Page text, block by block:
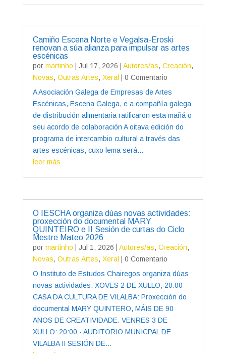
Camiño Escena Norte e Vegalsa-Eroski
renovan a súa alianza para impulsar as artes
escénicas
por martinho Jul 17, 2026 Autores/as, Creación,
Novas, Outras Artes, Xeral
| 0 Comentario
A Asociación Galega de Empresas de Artes
Escénicas, Escena Galega, e a compañía galega
de distribución alimentaria ratificaron esta mañá o
seu acordo de colaboración A oitava edición do
programa de intercambio cultural a través das
artes escénicas, cuxo lema será...
leer más
O IESCHA organiza dúas novas actividades:
proxección do documental MARY
QUINTEIRO e II Sesión de curtas do Ciclo
Mestre Mateo 2026
por martinho Jul 1, 2026 Autores/as, Creación,
Novas, Outras Artes, Xeral
| 0 Comentario
O Instituto de Estudos Chairegos organiza dúas
novas actividades: XOVES 2 DE XULLO, 20:00 -
CASA DA CULTURA DE VILALBA: Proxección do
documental MARY QUINTERO, MÁIS DE 90
ANOS DE CREATIVIDADE. VENRES 3 DE
XULLO: 20:00 - AUDITORIO MUNICPAL DE
VILALBA II SESIÓN DE...